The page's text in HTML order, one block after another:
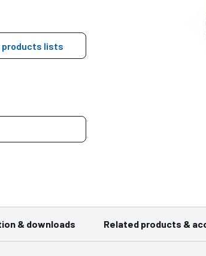
products lists
& downloads Related products &